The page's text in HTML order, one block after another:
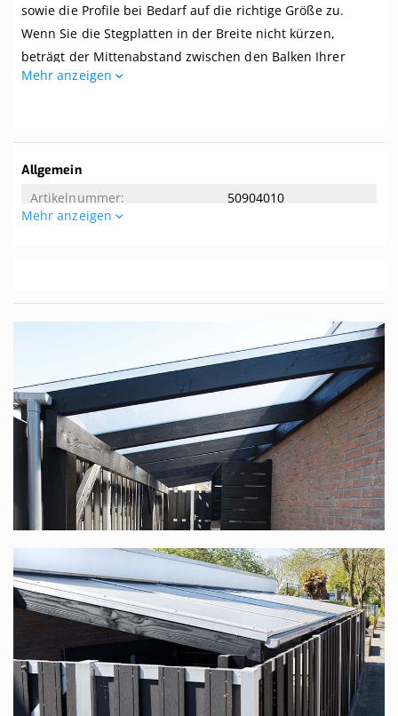
bis
2,5
m.
Profile
schwarz
sowie die Profile bei Bedarf auf die richtige Größe zu.
Wenn Sie die Stegplatten in der Breite nicht kürzen,
beträgt der Mittenabstand zwischen den Balken Ihrer
Überdachung 1 Meter.
Dach wird ohne Unterkonstruktion geliefert. Der
empfohlene Dachversatz beträgt 8 Grad. Tipp! Die Breite
der mitgelieferten Aluminium-Oberprofile beträgt 65 mm.
Ist das genau das, was Sie suchen? Hier können Sie ein
Komplettdach nach Maß
Sie suchen nach einem Komplettdach mit einer
Unterkonstruktion aus Douglasienholz, speziell für Sie
nach Maß produziert? Diese finden Sie unter
Douglasienholz Terrassenüberdachung nach Maß.
Polycarbonat-Komplettdach in vielen
verschiedenen Maßen
Dieses Komplettdach bieten wir in vielen verschiedenen
Maßen an. Die Standardbreite reicht von 1,06 m bis
12,06 m (dank unseres modularen Systems ist die Breite
stufenlos), die Tiefe ist in 6 Größen verfügbar: 2,5 m, 3 m,
3,5 m, 4 m, 4,5 m und 5 m. In jedem Fall haben Sie die
Wahl zwischen transparenten oder opalweißen Platten.
Bedenken Sie, dass Sie, wenn Sie mit mehreren Personen
an einem Tisch sitzen möchten, eine Tiefe von mindestens
3,5 m wählen sollten.
Mehr anzeigen
Weitere
Informationen
Allgemein
50904010
2.5
Mehr anzeigen